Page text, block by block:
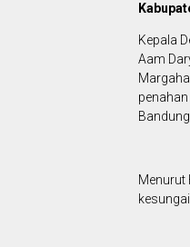
Kepala
Aam
Bandung.
Menurut